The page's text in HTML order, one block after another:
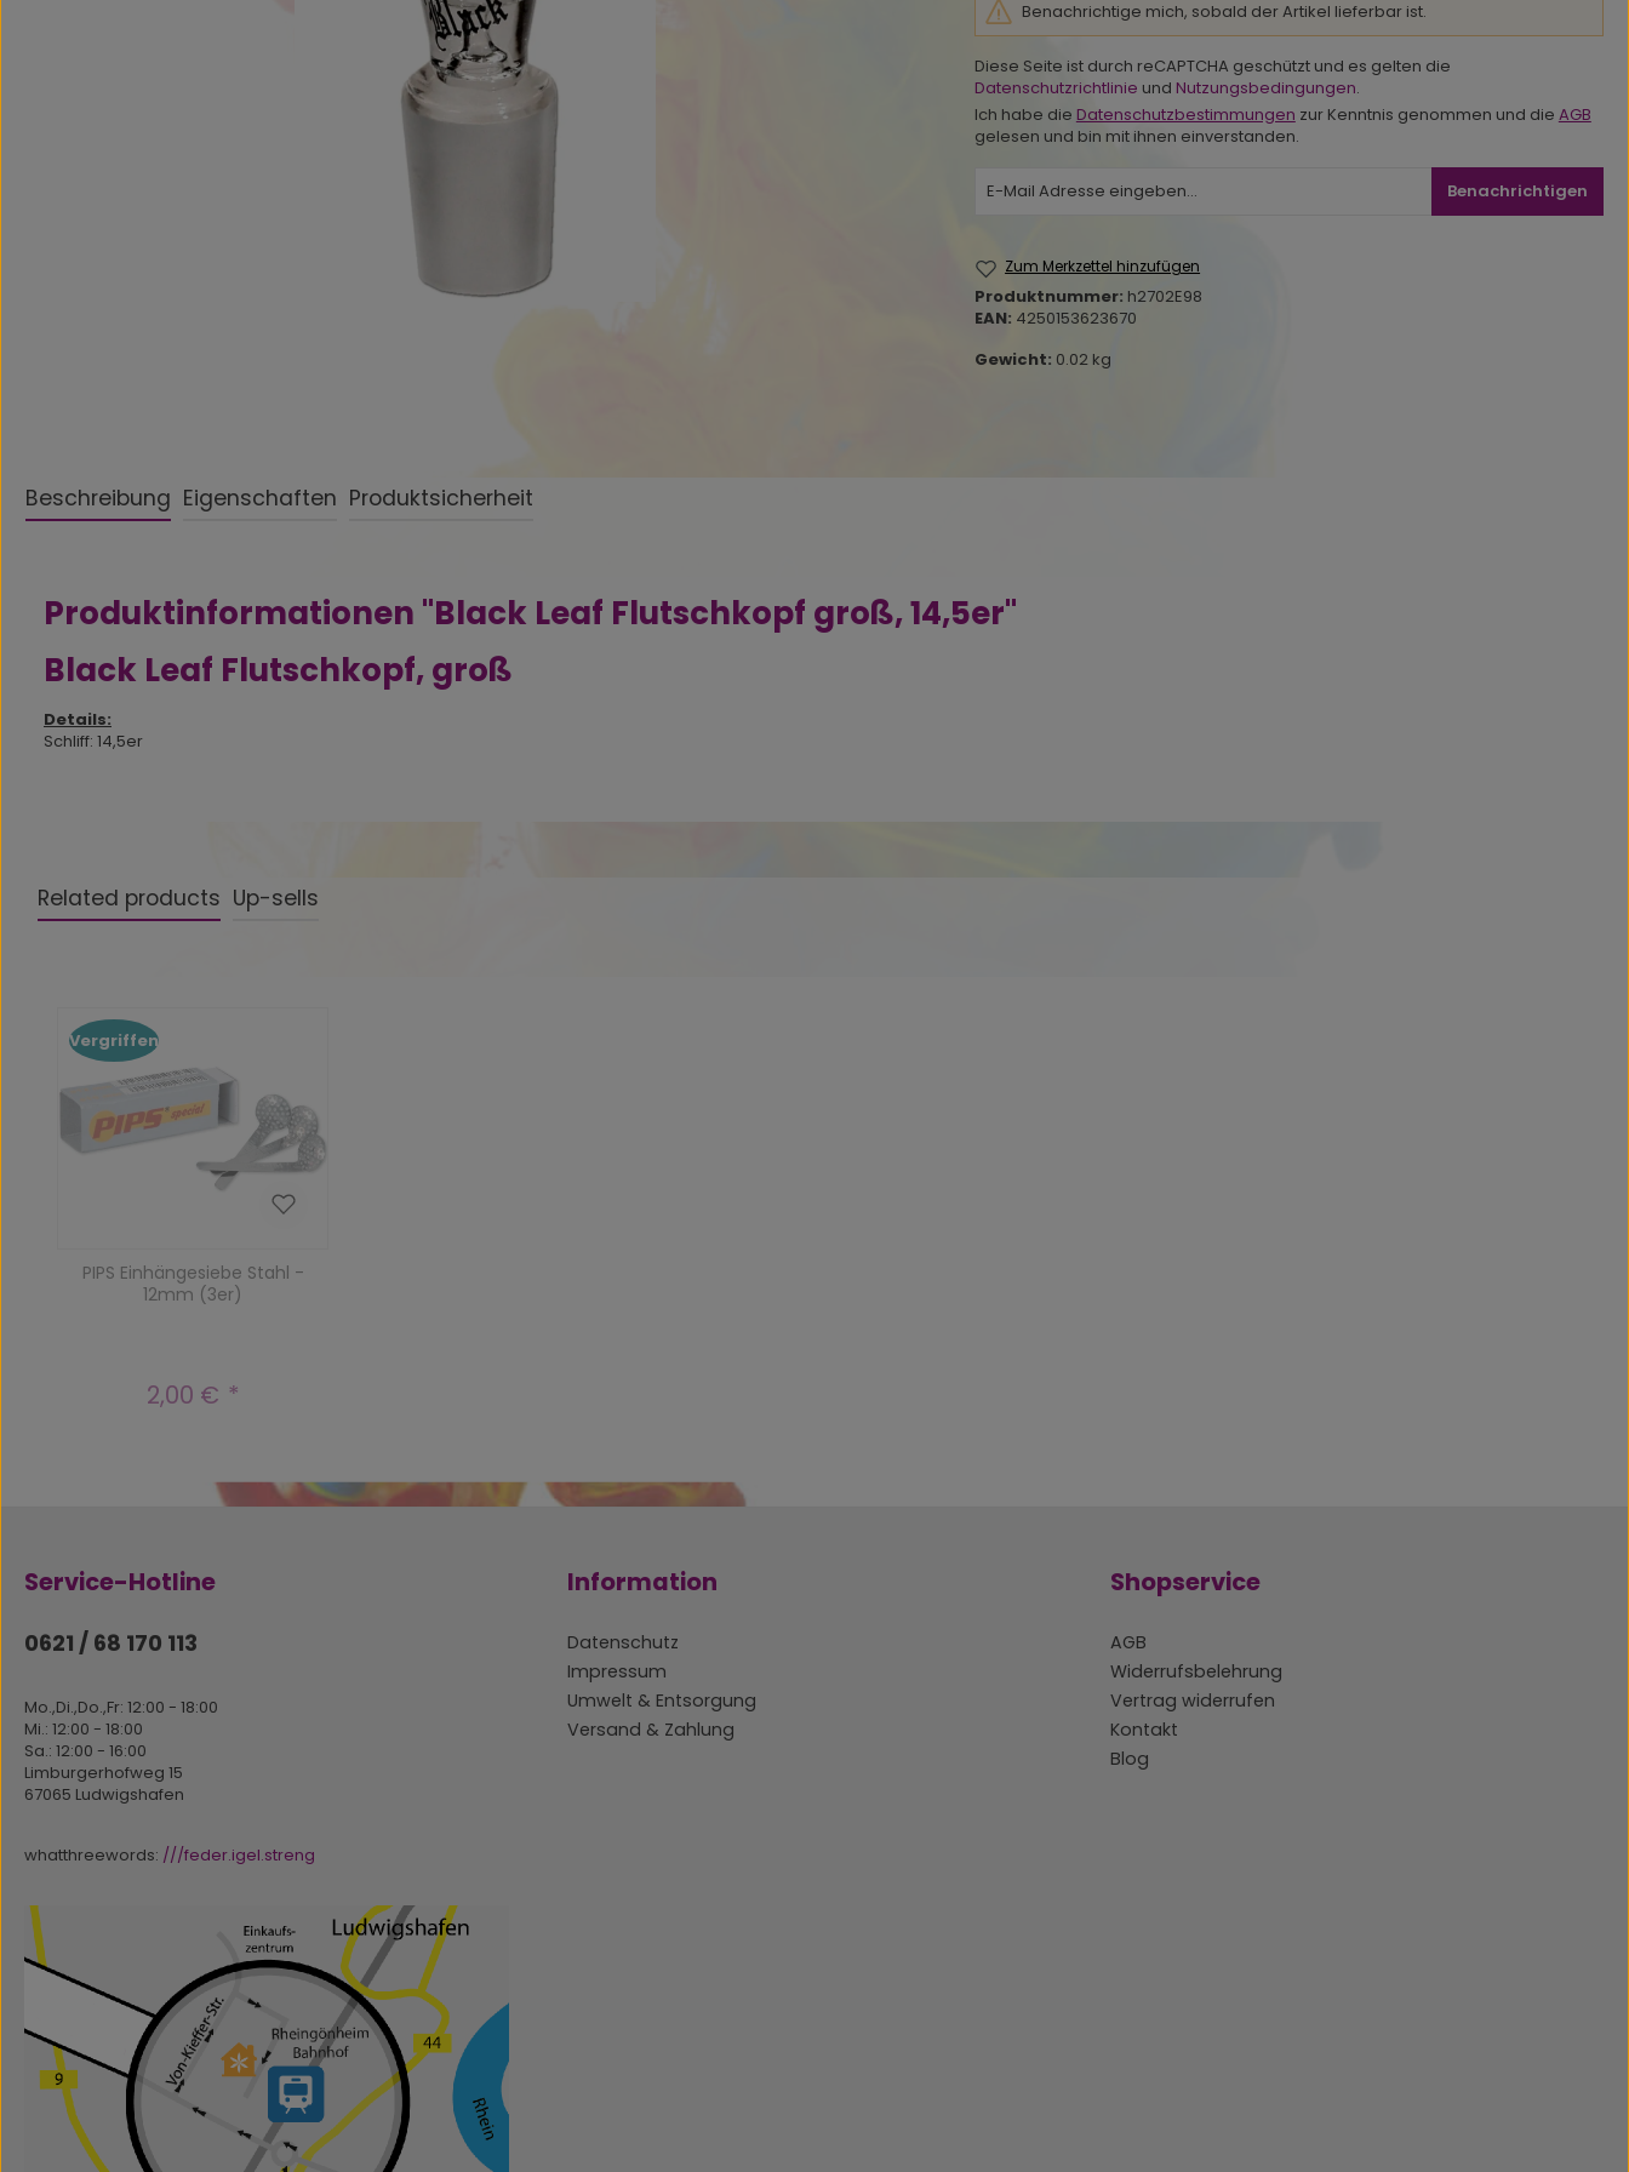
Benachrichtige mich, sobald der Artikel lieferbar ist.
Diese Seite ist durch reCAPTCHA geschützt und es gelten die
Datenschutzrichtlinie und Nutzungsbedingungen.
Ich habe die Datenschutzbestimmungen zur Kenntnis genommen und die AGB
gelesen und bin mit ihnen einverstanden.
Benachrichtigen
Zum Merkzettel hinzufügen
Produktnummer: h2702E98
EAN: 4250153623670
Gewicht: 0.02 kg
Beschreibung Eigenschaften Produktsicherheit
Produktinformationen "Black Leaf Flutschkopf groß, 14,5er"
Black Leaf Flutschkopf, groß
Details:
Schliff: 14,5er
Related products Up-sells
Vergriffen
PIPS Einhängesiebe Stahl -
12mm (3er)
Regulärer Preis:
2,00 €
Service-Hotline
0621 / 68 170 113
Mo.,Di.,Do.,Fr: 12:00 - 18:00
Mi.: 12:00 - 18:00
Sa.: 12:00 - 16:00
Limburgerhofweg 15
67065 Ludwigshafen
whatthreewords: ///feder.igel.streng
Information
Datenschutz
Impressum
Umwelt & Entsorgung
Versand & Zahlung
Shopservice
AGB
Widerrufsbelehrung
Vertrag widerrufen
Kontakt
Blog